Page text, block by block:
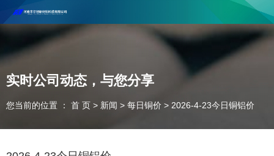
河南丰尔彻新材料科技有限公司欢迎合作咨询！
联系电话：18037947756
实时公司动态，与您分享
您当前的位置 ： 首 页 > 新闻 > 每日铜价 > 2026-4-23今日铜铝价